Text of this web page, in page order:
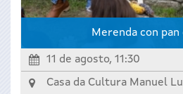
Merenda con
11 de agosto, 11:30
Casa da Cultura Manuel